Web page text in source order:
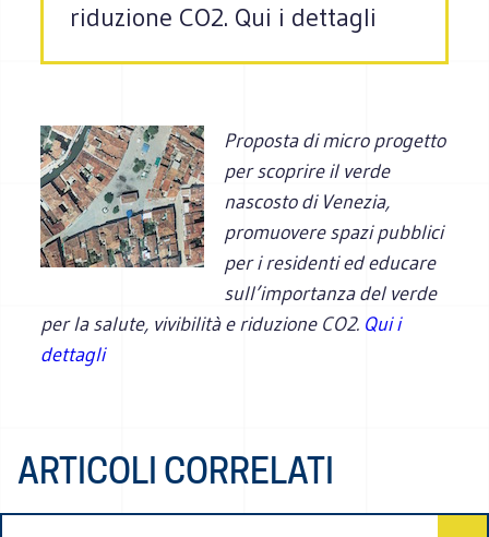
riduzione CO2. Qui i dettagli
Proposta di micro progetto
per scoprire il verde
nascosto di Venezia,
promuovere spazi pubblici
per i residenti ed educare
sull’importanza del verde
per la salute, vivibilità e riduzione CO2. Qui i
dettagli
ARTICOLI CORRELATI